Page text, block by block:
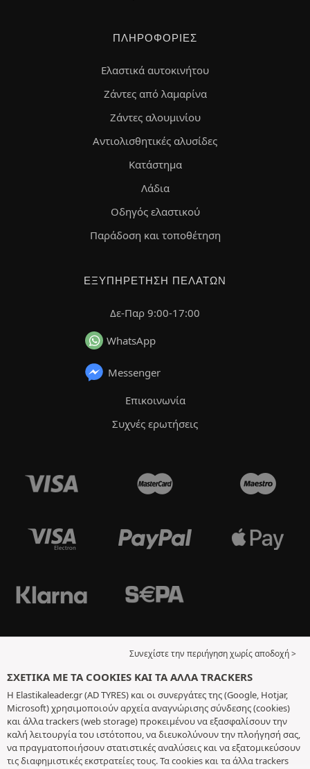
ΠΛΗΡΟΦΟΡΊΕΣ
Ελαστικά αυτοκινήτου
Ζάντες από λαμαρίνα
Ζάντες αλουμινίου
Αντιολισθητικές αλυσίδες
Κατάστημα
Λάδια
Οδηγός ελαστικού
Παράδοση και τοποθέτηση
ΕΞΥΠΗΡΈΤΗΣΗ ΠΕΛΑΤΏΝ
Δε-Παρ 9:00-17:00
WhatsApp
Messenger
Επικοινωνία
Συχνές ερωτήσεις
Συνεχίστε την περιήγηση χωρίς αποδοχή >
ΣΧΕΤΙΚΆ ΜΕ ΤΑ COOKIES ΚΑΙ ΤΑ ΆΛΛΑ TRACKERS
Η Elastikaleader.gr (AD TYRES) και οι συνεργάτες της (Google, Hotjar,
Microsoft) χρησιμοποιούν αρχεία αναγνώρισης σύνδεσης (cookies)
και άλλα trackers (web storage) προκειμένου να εξασφαλίσουν την
καλή λειτουργία του ιστότοπου, να διευκολύνουν την πλοήγησή σας,
να πραγματοποιήσουν στατιστικές αναλύσεις και να εξατομικεύσουν
τις διαφημιστικές εκστρατείες τους. Τα cookies και τα άλλα trackers